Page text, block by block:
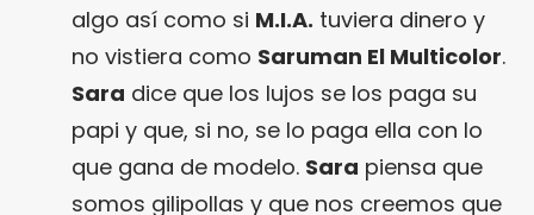
algo así como si M.I.A. tuviera dinero y
no vistiera como Saruman El Multicolor.
Sara dice que los lujos se los paga su
papi y que, si no, se lo paga ella con lo
que gana de modelo. Sara piensa que
somos gilipollas y que nos creemos que